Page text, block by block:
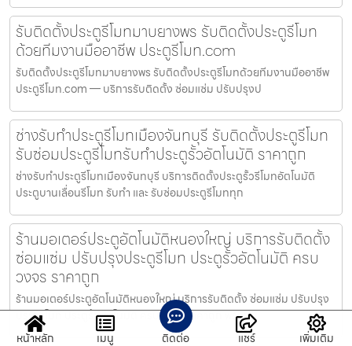
รับติดตั้งประตูรีโมทมาบยางพร รับติดตั้งประตูรีโมท
ด้วยทีมงานมืออาชีพ ประตูรีโมท.com
รับติดตั้งประตูรีโมทมาบยางพร รับติดตั้งประตูรีโมทด้วยทีมงานมืออาชีพ
ประตูรีโมท.com — บริการรับติดตั้ง ซ่อมแซ่ม ปรับปรุงป
ช่างรับทำประตูรีโมทเมืองจันทบุรี รับติดตั้งประตูรีโมท
รับซ่อมประตูรีโมทรับทำประตูรั้วอัตโนมัติ ราคาถูก
ช่างรับทำประตูรีโมทเมืองจันทบุรี บริการติดตั้งประตูรั้วรีโมทอัตโนมัติ
ประตูบานเลื่อนรีโมท รับทำ และ รับซ่อมประตูรีโมททุก
ร้านมอเตอร์ประตูอัตโนมัติหนองใหญ่ บริการรับติดตั้ง
ซ่อมแซ่ม ปรับปรุงประตูรีโมท ประตูรั้วอัตโนมัติ ครบ
วงจร ราคาถูก
ร้านมอเตอร์ประตูอัตโนมัติหนองใหญ่ บริการรับติดตั้ง ซ่อมแซ่ม ปรับปรุง
ประตูรีโมท ประตูรั้วอัตโนมัติ ครบวงจร ราคาถูก พร้อมบ
หน้าหลัก
เมนู ติดต่อ แชร์ เพิ่มเติม